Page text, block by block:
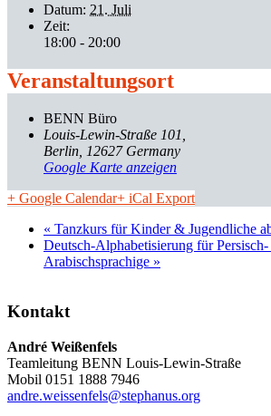
Datum: 21. Juli
Zeit:
18:00 - 20:00
Veranstaltungsort
BENN Büro
Louis-Lewin-Straße 101
Berlin, 12627 Germany
Google Karte anzeigen
+ Google Calendar+ iCal Export
« Tanzkurs für Kinder & Jugendliche
Deutsch-Alphabetisierung für
Arabischsprachige »
Kontakt
André Weißenfels
Teamleitung BENN Louis-Lewin-Straße
Mobil 0151 1888 7946
andre.weissenfels@stephanus.org